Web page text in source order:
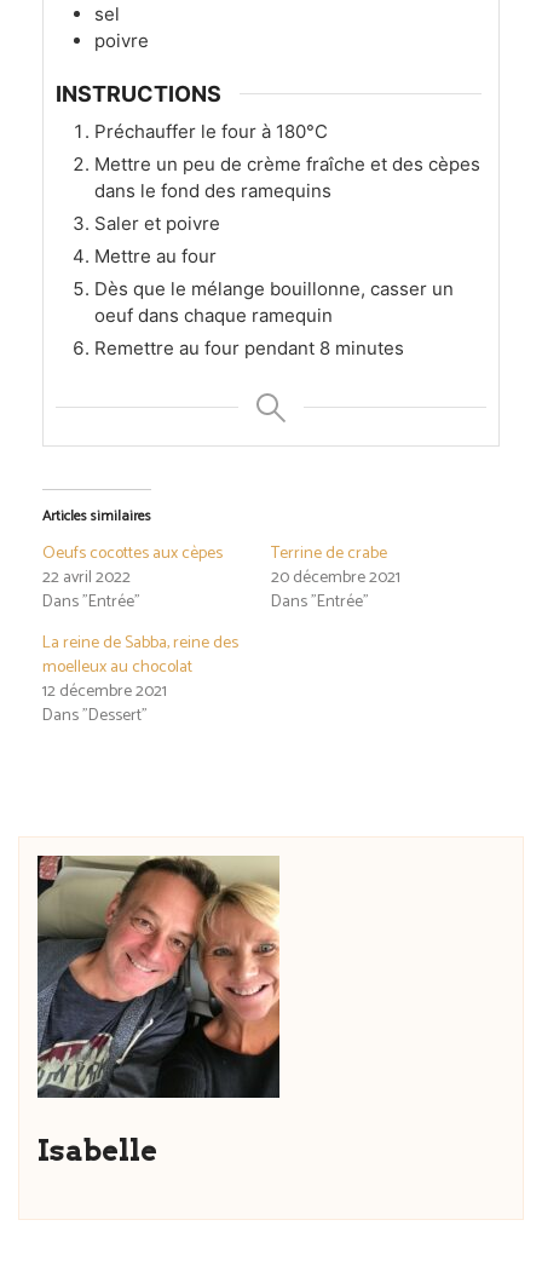
sel
poivre
INSTRUCTIONS
Préchauffer le four à 180°C
Mettre un peu de crème fraîche et des cèpes
dans le fond des ramequins
Saler et poivre
Mettre au four
Dès que le mélange bouillonne, casser un
oeuf dans chaque ramequin
Remettre au four pendant 8 minutes
Articles similaires
Oeufs cocottes aux cèpes
22 avril 2022
Dans "Entrée"
Terrine de crabe
20 décembre 2021
Dans "Entrée"
La reine de Sabba, reine des
moelleux au chocolat
12 décembre 2021
Dans "Dessert"
Isabelle